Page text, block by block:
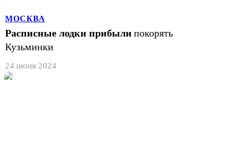
МОСКВА
Расписные лодки прибыли покорять
Кузьминки
24 июня 2024